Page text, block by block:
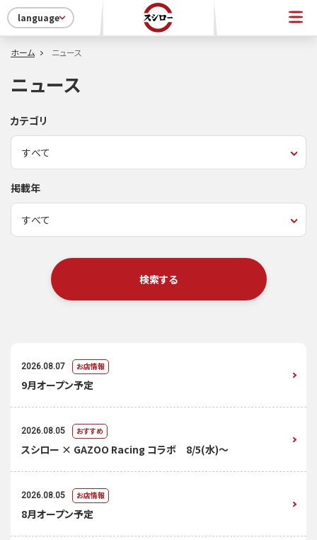
language
ホーム ニュース
ニュース
カテゴリ
掲載年
検索する
2026.08.07 お店情報
9月オープン予定
2026.08.05 おすすめ
スシロー × GAZOO Racing コラボ 8/5(水)～
2026.08.05 お店情報
8月オープン予定